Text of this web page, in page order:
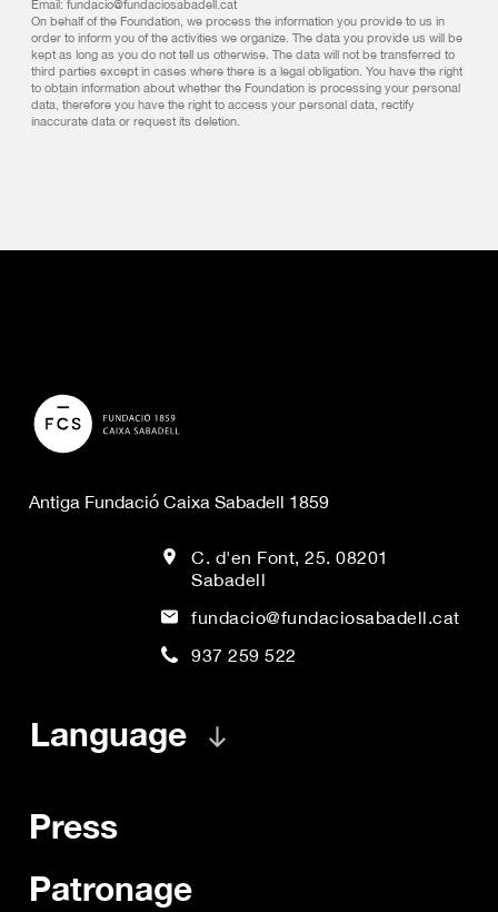
Email: fundacio@fundaciosabadell.cat
On behalf of the Foundation, we process the information you provide to us in
order to inform you of the activities we organize. The data you provide us will be
kept as long as you do not tell us otherwise. The data will not be transferred to
third parties except in cases where there is a legal obligation. You have the right
to obtain information about whether the Foundation is processing your personal
data, therefore you have the right to access your personal data, rectify
inaccurate data or request its deletion.
Antiga Fundació Caixa Sabadell 1859
C. d'en Font, 25. 08201
Sabadell
fundacio@fundaciosabadell.cat
937 259 522
Press
Patronage
Language